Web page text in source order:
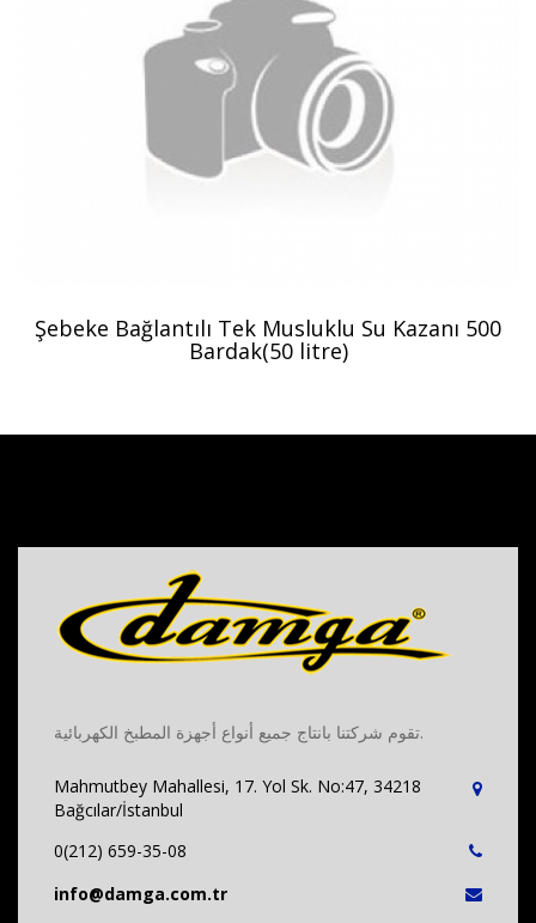
Şebeke Bağlantılı Tek Musluklu Su Kazanı 500
Bardak(50 litre)
تقوم شركتنا بانتاج جميع أنواع أجهزة المطبخ الكهربائية.
Mahmutbey Mahallesi, 17. Yol Sk. No:47, 34218
Bağcılar/İstanbul
0(212) 659-35-08
info@damga.com.tr